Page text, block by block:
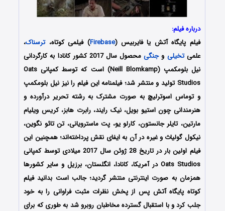
درباره فیلم:
فیلم پایگاه آتش یا فایربیس (Firebase) فیلمی کوتاه،ترسناک،
علمیتخیلی وجنگی
محصول سال 2017 کشور کانادا به کارگردانی
نیل بلومکمپ (Neill Blomkamp) است که توسط کمپانی Oats
Studios تولید و منتشر شد؛ فیلمنامه این فیلم را نیز نیل بلومکمپ
و توماس اسوترلیچ به صورت مشترک به رشته تحریر درآورده و
هنرمندانی چون استیو بویل، نیک رایند،‌ رابرت هابز، کریس ویلیام
مارتین، تایلر جانستون، کارلو یو، پت ماسترویانی، تن تائو نگوین،
نیکول گولیاث و غیره در آن به ایفای نقش پرداخته‌اند؛ همچنین این
فیلم اولین بار در تاریخ 28 ژوئن سال 2017 میلادی توسط کمپانی
Oats Studios در آمریکا، کانادا، انگلستان، برزیل و سایر کشورها
همزمان به صورت اینترنتی منتشر گردید؛ جالب است بدانید فیلم
کوتاه پایگاه آتش پس از پخش نظرات مثبت فراوانی را به خود
جلب کرد و با استقبال گسترده مخاطبان روبرو شد به طوری که برای